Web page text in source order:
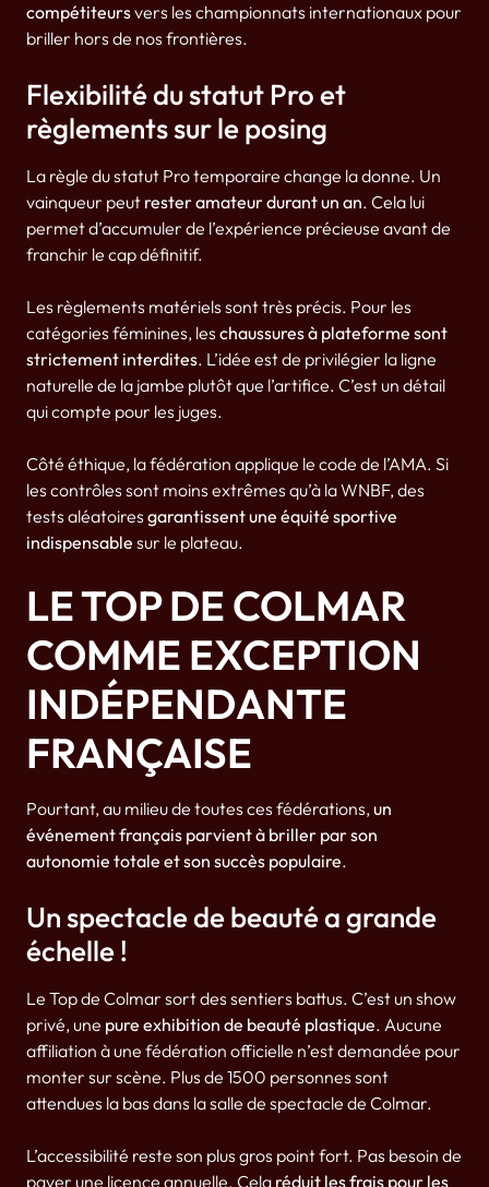
compétiteursvers les championnats internationaux pour
briller hors de nos frontières.
Flexibilité du statut Pro et
règlements sur le posing
La règle du statut Pro temporaire change la donne. Un
vainqueur peut rester amateur durant un an. Cela lui
permet d’accumuler de l’expérience précieuse avant de
franchir le cap définitif.
Les règlements matériels sont très précis. Pour les
catégories féminines, les chaussures à plateforme sont
strictement interdites. L’idée est de privilégier la ligne
naturelle de la jambe plutôt que l’artifice. C’est un détail
qui compte pour les juges.
Côté éthique, la fédération applique le code de l’AMA. Si
les contrôles sont moins extrêmes qu’à la WNBF, des
tests aléatoires garantissent une équité sportive
indispensable sur le plateau.
LE TOP DE COLMAR
COMME EXCEPTION
INDÉPENDANTE
FRANÇAISE
Pourtant, au milieu de toutes ces fédérations,un
événement français parvient à briller par son
autonomie totale et son succès populaire.
Un spectacle de beauté a grande
échelle !
Le Top de Colmar sort des sentiers battus. C’est un show
privé, une pure exhibition de beauté plastique. Aucune
affiliation à une fédération officielle n’est demandée pour
monter sur scène. Plus de 1500 personnes sont
attendues la bas dans la salle de spectacle de Colmar.
L’accessibilité reste son plus gros point fort. Pas besoin de
payer une licence annuelle. Cela réduit les frais pour les